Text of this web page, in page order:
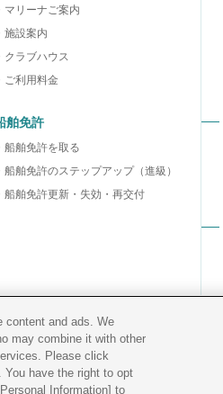
マリーナご案内
施設案内
クラブハウス
ご利用料金
舶免許
船舶免許を取る
船舶免許のステップアップ（進級）
船舶免許更新・失効・再交付
content and ads. We
may combine it with other
Please click
have the right to opt
Information] to